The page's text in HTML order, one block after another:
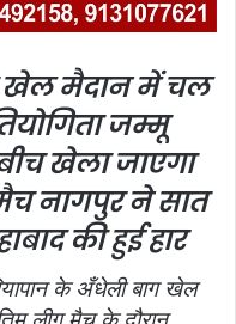
खेल मैदान में चल
जम्मू
खेला जाएगा
नागपुर ने सात
की हुई हार
के अँधेली बाग खेल